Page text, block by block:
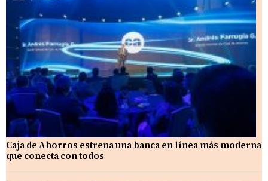
Caja de Ahorros estrena una banca en línea más moderna
que conecta con todos